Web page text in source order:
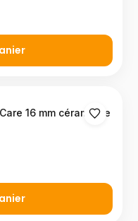
16 mm céramique